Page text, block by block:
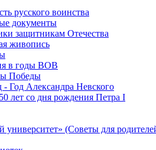
русского воинства
документы
защитникам Отечества
живопись
в годы ВОВ
Победы
- Год Александра Невского
лет со дня рождения Петра I
университет» (Советы для